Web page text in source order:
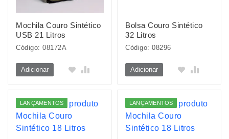
Mochila Couro Sintético
USB 21 Litros
Código: 08172A
Adicionar
Bolsa Couro Sintético
32 Litros
Código: 08296
Adicionar
LANÇAMENTOS LANÇAMENTOS